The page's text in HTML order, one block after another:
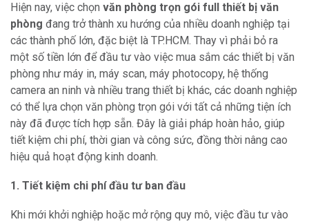
Hiện nay, việc chọn văn phòng trọn gói full thiết bị văn
phòng đang trở thành xu hướng của nhiều doanh nghiệp tại
các thành phố lớn, đặc biệt là TP.HCM. Thay vì phải bỏ ra
một số tiền lớn để đầu tư vào việc mua sắm các thiết bị văn
phòng như máy in, máy scan, máy photocopy, hệ thống
camera an ninh và nhiều trang thiết bị khác, các doanh nghiệp
có thể lựa chọn văn phòng trọn gói với tất cả những tiện ích
này đã được tích hợp sẵn. Đây là giải pháp hoàn hảo, giúp
tiết kiệm chi phí, thời gian và công sức, đồng thời nâng cao
hiệu quả hoạt động kinh doanh.
1. Tiết kiệm chi phí đầu tư ban đầu
Khi mới khởi nghiệp hoặc mở rộng quy mô, việc đầu tư vào